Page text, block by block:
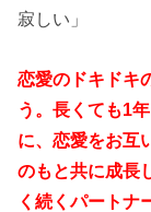
寂しい」
恋愛のドキドキ
う。長くても1
に、恋愛をお互
のもと共に成長
く続くパートナ